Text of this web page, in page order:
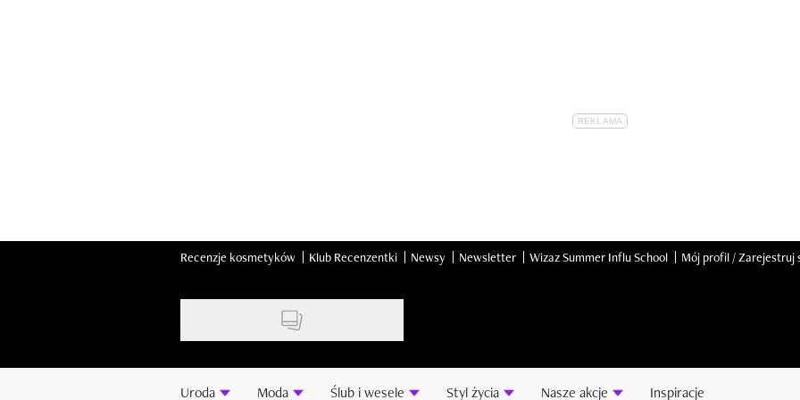
Recenzje kosmetyków Klub Recenzentki Newsy Newsletter Wizaz Summer Influ School Mój profil / Zarejestruj
Uroda Moda Ślub i wesele Styl życia Nasze akcje Inspiracje